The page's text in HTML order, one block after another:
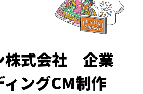
COMPANY +
SUSTAINABILITY
NEWS
RECRUIT
株式会社 企業
ィングCM制作